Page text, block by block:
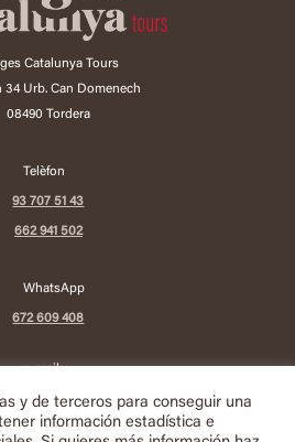
Catalunya Tours
34 Urb. Can Domenech
08490 Tordera
Telèfon
93 707 51 43
662 941 502
WhatsApp
672 609 408
e-mail
y de terceros para conseguir una
información estadística e